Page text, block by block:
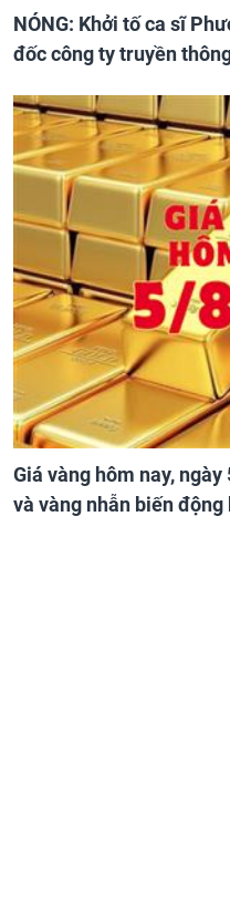
NÓNG: Khởi tố ca sĩ
đốc công ty truyền
Giá vàng hôm nay,
và vàng nhẫn biến